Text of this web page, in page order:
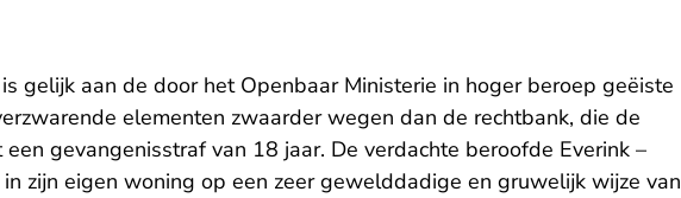
gelijk aan de door het Openbaar Ministerie in hoger beroep geëiste
elementen zwaarder wegen dan de rechtbank, die de
gevangenisstraf van 18 jaar. De verdachte beroofde Everink –
zijn eigen woning op een zeer gewelddadige en gruwelijk wijze van